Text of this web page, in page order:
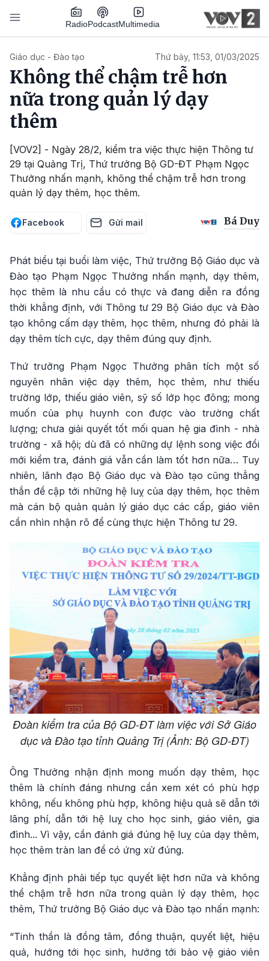
Nhảy đến nội dung
RadioPodcastMultimedia
Giáo dục - Đào tạo Thứ bảy, 11:53, 01/03/2025
Không thể chậm trễ hơn
nữa trong quản lý dạy
thêm
[VOV2] - Ngày 28/2, kiểm tra việc thực hiện Thông tư
29 tại Quảng Trị, Thứ trưởng Bộ GD-ĐT Phạm Ngọc
Thưởng nhấn mạnh, không thể chậm trễ hơn trong
quản lý dạy thêm, học thêm.
Facebook Gửi mail Bá Duy
Phát biểu tại buổi làm việc, Thứ trưởng Bộ Giáo dục và
Đào tạo Phạm Ngọc Thưởng nhấn mạnh, dạy thêm,
học thêm là nhu cầu có thực và đang diễn ra đồng
thời khẳng định, với Thông tư 29 Bộ Giáo dục và Đào
tạo không cấm dạy thêm, học thêm, nhưng đó phải là
dạy thêm tích cực, dạy thêm đúng quy định.
Thứ trưởng Phạm Ngọc Thưởng phân tích một số
nguyên nhân việc dạy thêm, học thêm, như thiếu
trường lớp, thiếu giáo viên, sỹ số lớp học đông; mong
muốn của phụ huynh con được vào trường chất
lượng; chưa giải quyết tốt mối quan hệ gia đình - nhà
trường - xã hội; dù đã có những dự lệnh song việc đổi
mới kiểm tra, đánh giá vẫn cần làm tốt hơn nữa… Tuy
nhiên, lãnh đạo Bộ Giáo dục và Đào tạo cũng thẳng
thắn đề cập tới những hệ luỵ của dạy thêm, học thêm
mà cán bộ quản quản lý giáo dục các cấp, giáo viên
cần nhìn nhận rõ để cùng thực hiện Thông tư 29.
Đoàn kiểm tra của Bộ GD-ĐT làm việc với Sở Giáo
dục và Đào tạo tỉnh Quảng Trị (Ảnh: Bộ GD-ĐT)
Ông Thưởng nhận định mong muốn dạy thêm, học
thêm là chính đáng nhưng cần xem xét có phù hợp
không, nếu không phù hợp, không hiệu quả sẽ dẫn tới
lãng phí, dẫn tới hệ luỵ cho học sinh, giáo viên, gia
đình... Vì vậy, cần đánh giá đúng hệ luỵ của dạy thêm,
học thêm tràn lan để có ứng xử đúng.
Khẳng định phải tiếp tục quyết liệt hơn nữa và không
thể chậm trễ hơn nữa trong quản lý dạy thêm, học
thêm, Thứ trưởng Bộ Giáo dục và Đào tạo nhấn mạnh:
“Tinh thần là đồng tâm, đồng thuận, quyết liệt, hiệu
quả, hướng tới học sinh, hướng tới bảo vệ giáo viên